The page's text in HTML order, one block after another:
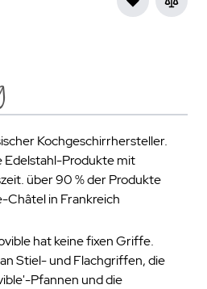
Kochgeschirrhersteller.
Produkte mit
über 90 % der Produkte
Châtel in Frankreich
hat keine fixen Griffe.
Stiel- und Flachgriffen, die
Pfannen und die